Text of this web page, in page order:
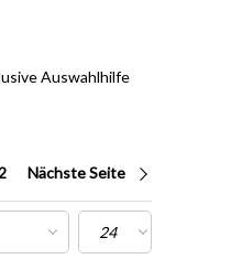
Auswahlhilfe
Nächste Seite